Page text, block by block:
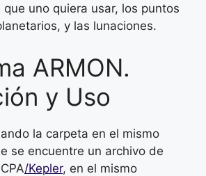
que uno quiera usar, los puntos
y las lunaciones.
ARMON.
y Uso
la carpeta en el mismo
se encuentre un archivo de
/Kepler, en el mismo